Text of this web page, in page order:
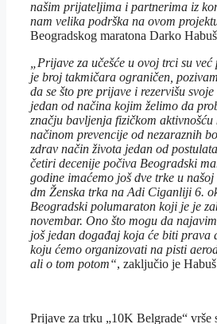
našim prijateljima i partnerima iz
nam velika podrška na ovom
Beogradskog maratona Darko
„Prijave za učešće u ovoj trci su
je broj takmičara ograničen,
da se što pre prijave i rezervišu
jedan od načina kojim želimo da
značju bavljenja fizičkom
načinom prevencije od nezaraznih
zdrav način života jedan od
četiri decenije počiva Beogradski
godine imaćemo još dve trke u
dm Ženska trka na Adi Ciganliji 6.
Beogradski polumaraton koji je je
novembar. Ono što mogu da
još jedan događaj koja će biti prava
koju ćemo organizovati na pisti
ali o tom potom“, zaključio je
Prijave za trku „10K Belgrade“ vrše